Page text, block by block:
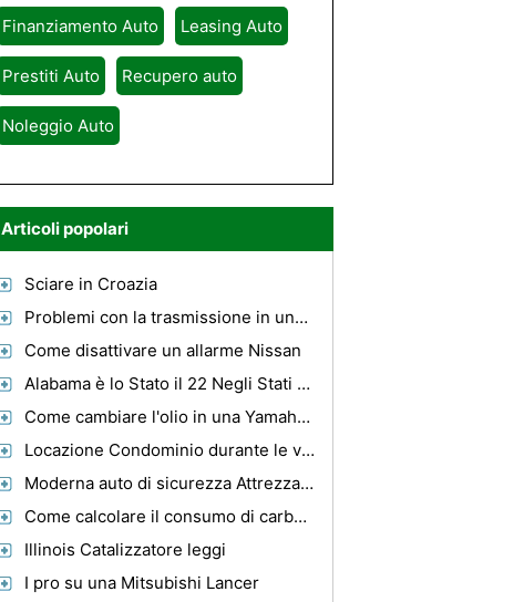
Finanziamento Auto Leasing Auto
Prestiti Auto Recupero auto
Noleggio Auto
Articoli popolari
Sciare in Croazia
Problemi con la trasmissione in una Honda Civic 2003
Come disattivare un allarme Nissan
Alabama è lo Stato il 22 Negli Stati Uniti
Come cambiare l'olio in una Yamaha WR500
Locazione Condominio durante le vacanze
Moderna auto di sicurezza Attrezzatura
Come calcolare il consumo di carburante di un camion semi
Illinois Catalizzatore leggi
I pro su una Mitsubishi Lancer